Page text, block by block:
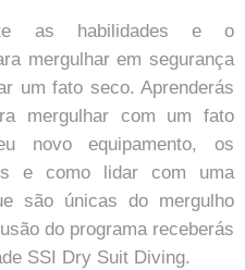
te as habilidades e o
mergulhar em segurança
um fato seco. Aprenderás
mergulhar com um fato
novo equipamento, os
e como lidar com uma
são únicas do mergulho
do programa receberás
SSI Dry Suit Diving.